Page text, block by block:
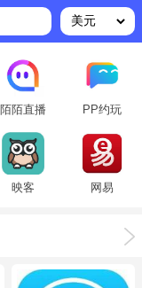
陌陌直播 PP约玩
映客 网易